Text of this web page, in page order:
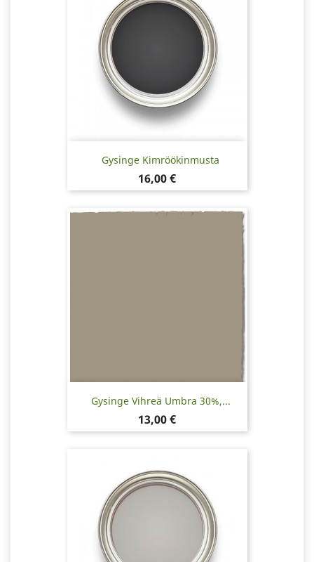
Gysinge Kimröökinmusta
Hinta
16,00 €
Gysinge Vihreä Umbra 30%,...
Hinta
13,00 €